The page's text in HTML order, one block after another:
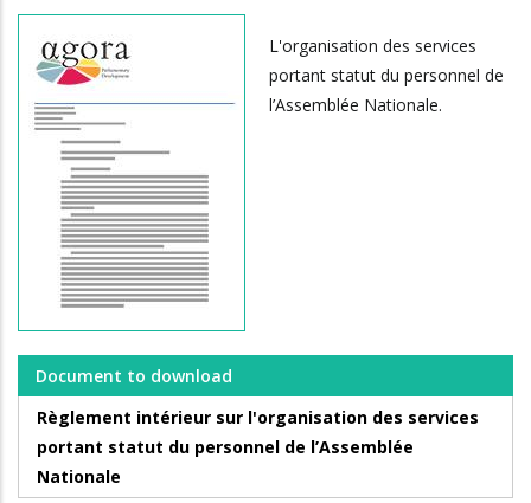
L'organisation des services
portant statut du personnel de
l’Assemblée Nationale.
Document to download
Règlement intérieur sur l'organisation des services
portant statut du personnel de l’Assemblée
Nationale